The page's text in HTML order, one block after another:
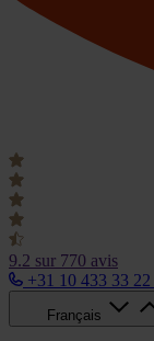
9.2 sur 770 avis
+31 10 433 33 22
Français